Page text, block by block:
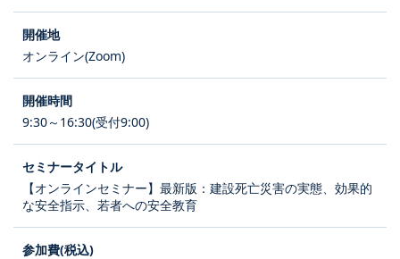
オンライン(Zoom)
9:30～16:30(受付9:00)
【オンラインセミナー】最新版：建設死亡災害の実態、効果的
な安全指示、若者への安全教育